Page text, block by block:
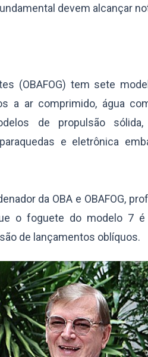
devem alcançar
(OBAFOG) tem sete
a ar comprimido, água
de propulsão
e eletrônica
da OBA e OBAFOG,
o foguete do modelo 7
de lançamentos oblíquos.